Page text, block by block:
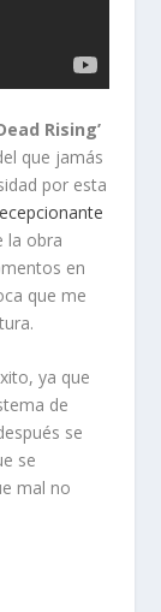
Rising’
que jamás
por esta
la obra
en
que me
ya que
de
se
se
mal no